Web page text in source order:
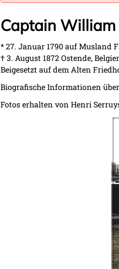
Captain William
* 27. Januar 1790 auf Musland
† 3. August 1872 Ostende,
Beigesetzt auf dem Alten
Biografische Informationen
Fotos erhalten von Henri